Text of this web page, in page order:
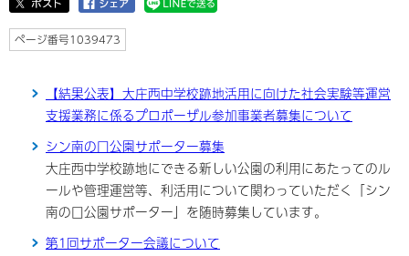
ページ番号1039473
【結果公表】大庄西中学校跡地活用に向けた社会実験等運営
支援業務に係るプロポーザル参加事業者募集について
シン南の口公園サポーター募集
大庄西中学校跡地にできる新しい公園の利用にあたってのル
ールや管理運営等、利活用について関わっていただく「シン
南の口公園サポーター」を随時募集しています。
第1回サポーター会議について